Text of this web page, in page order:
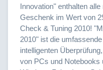
Innovation" enthalten
Geschenk im Wert von
Check & Tuning 2010!
2010" ist die
intelligenten
von PCs und Notebooks